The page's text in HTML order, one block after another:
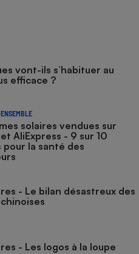
vont-ils s’habituer au
efficace ?
solaires vendues sur
AliExpress - 9 sur 10
pour la santé des
- Le bilan désastreux des
- Les logos à la loupe